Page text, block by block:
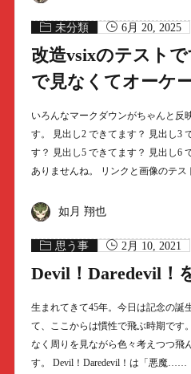
未分類 6月 20, 2025
改造vsixのテスト
で見なくてオーケ
いろんなマークダウンがちゃんと反
す。 見出し2 できてます？ 見出し3
す？ 見出し5 できてます？ 見出し6
ありませんね。 リンクと画像のテ
如月 翔也
思う事 2月 10, 2021
Devil！Daredevil！
生まれてきて45年。今日は記念の誕
て、ここからは慣性で飛ぶ時期です
なく周りを見ながら色々考えつつ飛
す。 Devil！Daredevil！は「悪魔……